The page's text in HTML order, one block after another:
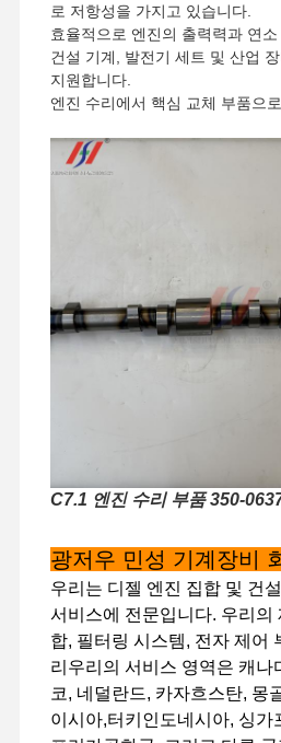
집 제품
로 저항성을 가지고 있습니다.
효율적으로 엔진의 출력력과 연
건설 기계, 발전기 세트 및 산업
지원합니다.
엔진 수리에서 핵심 교체 부품으
C7.1 엔진 수리 부품 350-
광저우 민성 기계장비
우리는 디젤 엔진 집합 및 건
서비스에 전문입니다. 우리의
합, 필터링 시스템, 전자 제어
리우리의 서비스 영역은 캐나
코, 네덜란드, 카자흐스탄, 몽
이시아,터키인도네시아, 싱가